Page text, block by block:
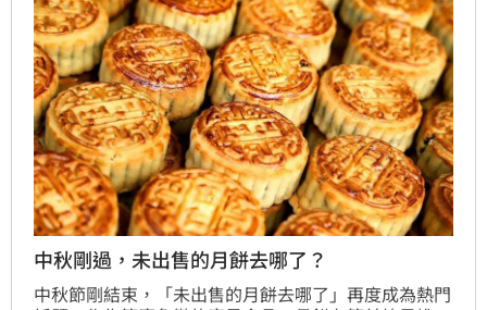
中秋剛過，未出售的月餅去哪了？
中秋節剛結束，「未出售的月餅去哪了」再度成為熱門